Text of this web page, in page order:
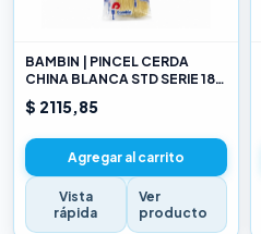
BAMBIN | PINCEL CERDA
CHINA BLANCA STD SERIE 189
10
$ 2115,85
Agregar al carrito
Vista
rápida
Ver
producto